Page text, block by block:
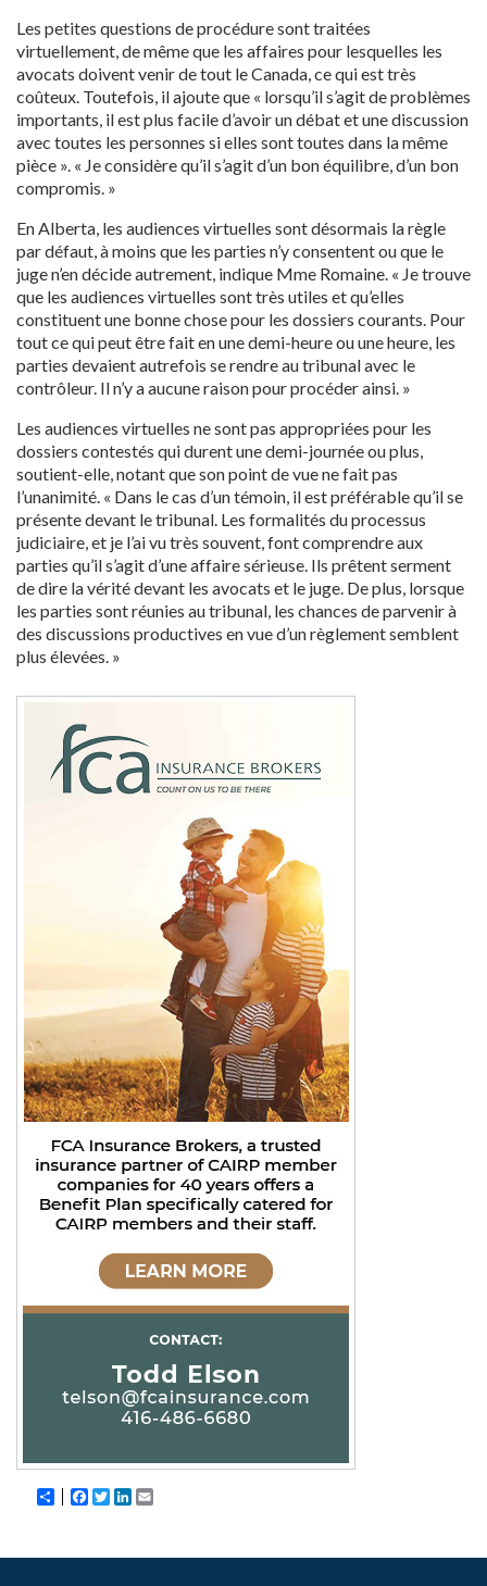
Les petites questions de procédure sont traitées
virtuellement, de même que les affaires pour lesquelles les
avocats doivent venir de tout le Canada, ce qui est très
coûteux. Toutefois, il ajoute que « lorsqu’il s’agit de problèmes
importants, il est plus facile d’avoir un débat et une discussion
avec toutes les personnes si elles sont toutes dans la même
pièce ». « Je considère qu’il s’agit d’un bon équilibre, d’un bon
compromis. »
En Alberta, les audiences virtuelles sont désormais la règle
par défaut, à moins que les parties n’y consentent ou que le
juge n’en décide autrement, indique Mme Romaine. « Je trouve
que les audiences virtuelles sont très utiles et qu’elles
constituent une bonne chose pour les dossiers courants. Pour
tout ce qui peut être fait en une demi-heure ou une heure, les
parties devaient autrefois se rendre au tribunal avec le
contrôleur. Il n’y a aucune raison pour procéder ainsi. »
Les audiences virtuelles ne sont pas appropriées pour les
dossiers contestés qui durent une demi-journée ou plus,
soutient-elle, notant que son point de vue ne fait pas
l’unanimité. « Dans le cas d’un témoin, il est préférable qu’il se
présente devant le tribunal. Les formalités du processus
judiciaire, et je l’ai vu très souvent, font comprendre aux
parties qu’il s’agit d’une affaire sérieuse. Ils prêtent serment
de dire la vérité devant les avocats et le juge. De plus, lorsque
les parties sont réunies au tribunal, les chances de parvenir à
des discussions productives en vue d’un règlement semblent
plus élevées. »
Share Facebook
TwitterLinkedIn